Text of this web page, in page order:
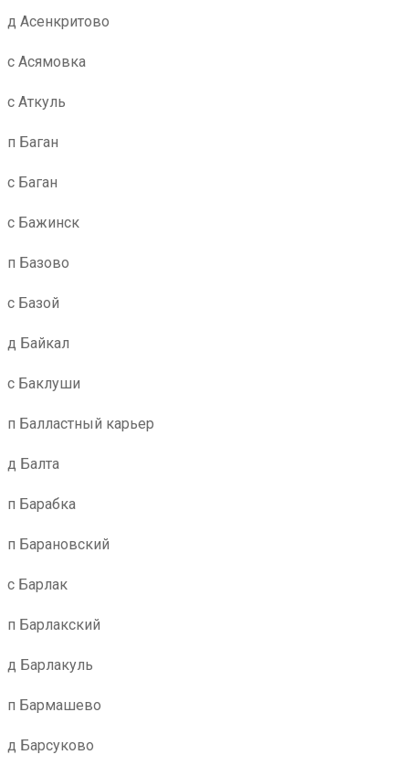
д Асенкритово
с Асямовка
с Аткуль
п Баган
с Баган
с Бажинск
п Базово
с Базой
д Байкал
с Баклуши
п Балластный карьер
д Балта
п Барабка
п Барановский
с Барлак
п Барлакский
д Барлакуль
п Бармашево
д Барсуково